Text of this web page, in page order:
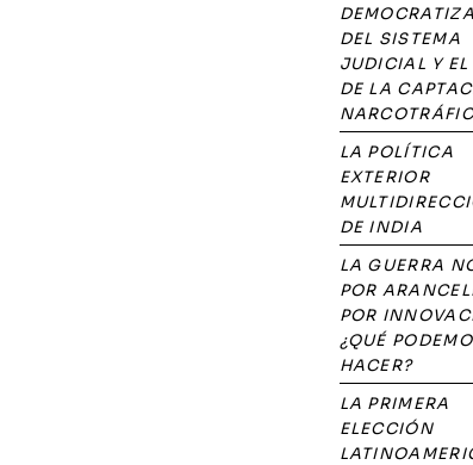
DEL SISTEMA
JUDICIAL Y EL
DE LA
LA POLÍTICA
EXTERIOR
DE INDIA
LA GUERRA
POR
POR
¿QUÉ
HACER?
LA PRIMERA
ELECCIÓN